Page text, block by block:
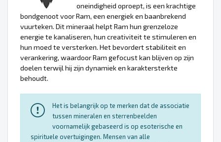
oneindigheid oproept, is een krachtige
bondgenoot voor Ram, een energiek en baanbrekend
vuurteken. Dit mineraal helpt Ram hun grenzeloze
energie te kanaliseren, hun creativiteit te stimuleren en
hun moed te versterken. Het bevordert stabiliteit en
verankering, waardoor Ram gefocust kan blijven op zijn
doelen terwijl hij zijn dynamiek en karaktersterkte
behoudt.
Het is belangrijk op te merken dat de associatie
tussen mineralen en sterrenbeelden
voornamelijk gebaseerd is op esoterische en
spirituele overtuigingen. Mensen van alle